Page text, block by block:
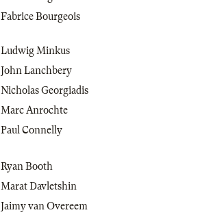
Fabrice Bourgeois
Ludwig Minkus
John Lanchbery
Nicholas Georgiadis
Marc Anrochte
Paul Connelly
Ryan Booth
Marat Davletshin
Jaimy van Overeem